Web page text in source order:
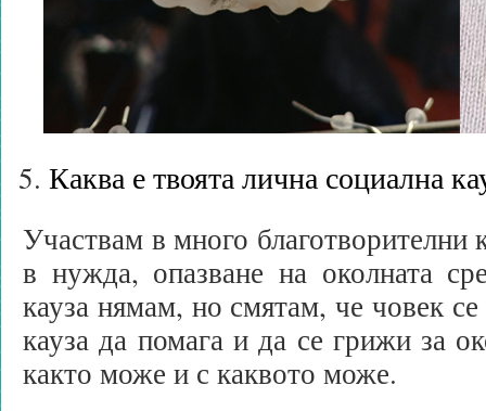
Каква е твоята лична социална
Участвам в много благотворителни
в нужда, опазване на околната
кауза нямам, но смятам, че човек
кауза да помага и да се грижи за
както може и с каквото може.